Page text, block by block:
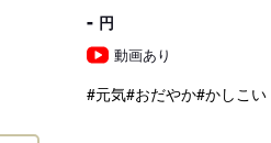
一律５万円です。頂き次第商談中にい
合により予約キャンセルされた場合に
合、欠点などが分かった場合はお客様
ンセルの場合、又は死亡してしまった
- 円
動画あり
#元気#おだやか#かしこい